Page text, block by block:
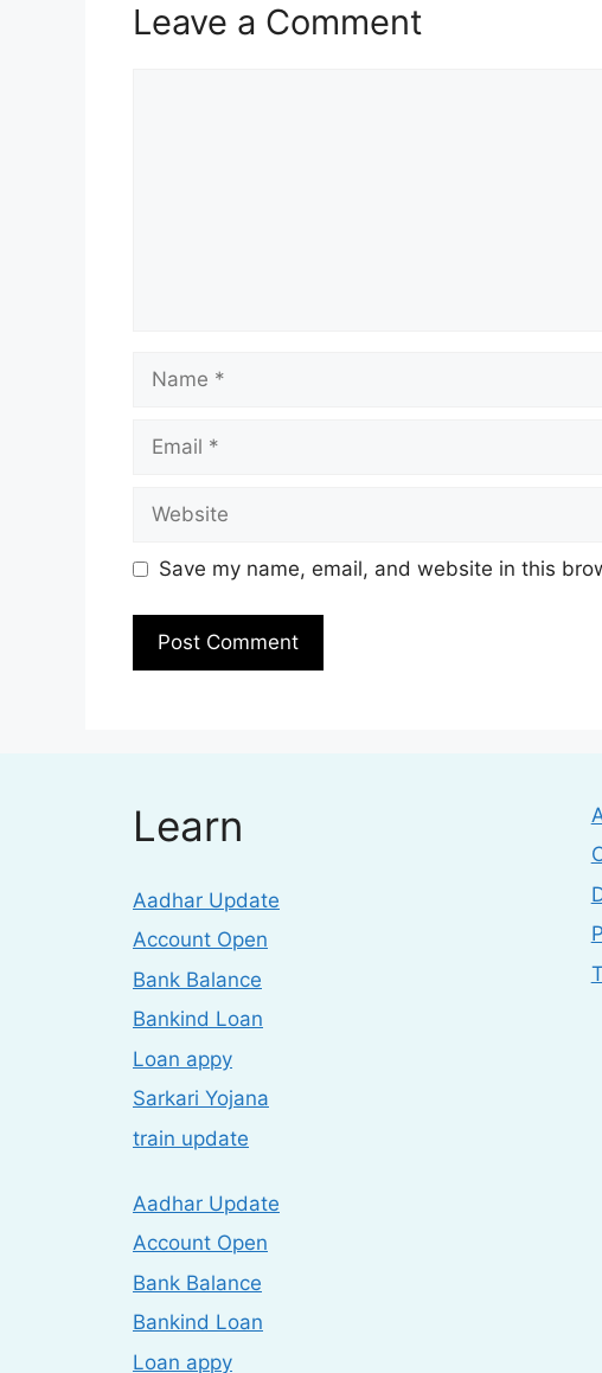
Leave a Comment
Name
Email
Website
Save my name, email, and website in this
Learn
Aadhar Update
Account Open
Bank Balance
Bankind Loan
Loan appy
Sarkari Yojana
train update
Aadhar Update
Account Open
Bank Balance
Bankind Loan
Loan appy